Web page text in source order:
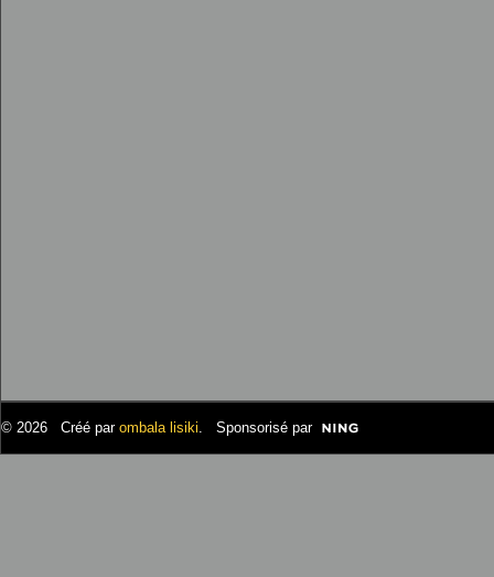
© 2026 Créé par ombala lisiki. Sponsorisé par